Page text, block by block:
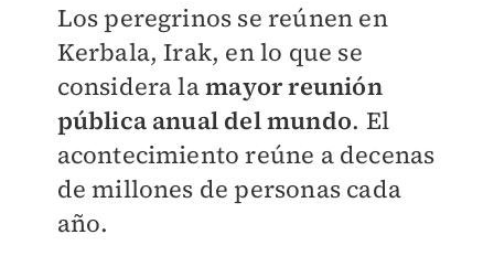
Los peregrinos se reúnen en
Kerbala, Irak, en lo que se
considera lamayor reunión
pública anual del mundo. El
acontecimiento reúne a decenas
de millones de personas cada
año.